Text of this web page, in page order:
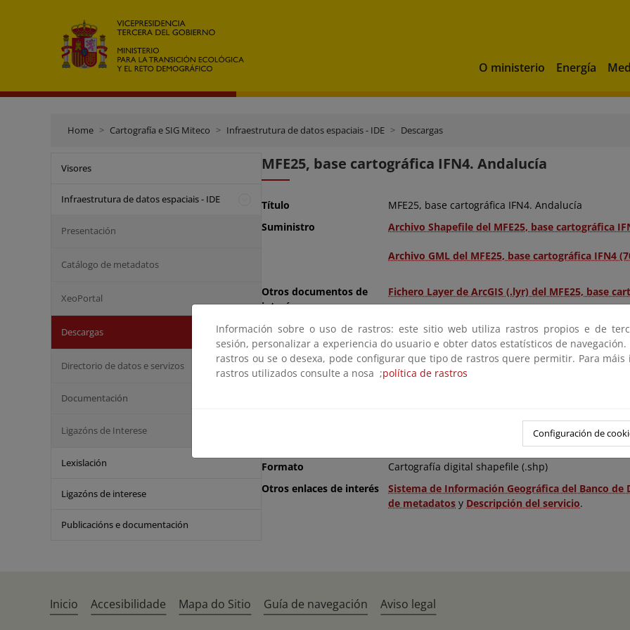
O ministerio Energía
Home Cartografía e SIG Miteco Infraestrutura de datos espaciais - IDE Descargas
Visores
Infraestrutura de datos espaciais - IDE
Presentación
Catálogo de metadatos
XeoPortal
Descargas
Directorio de datos e servizos
Documentación
Ligazóns de Interese
Lexislación
Ligazóns de interese
Publicacións e documentación
MFE25, base cartográfica IFN4. Andalucía
Título
MFE25, base cartográfica IFN4. Andalucía
Suministro
Archivo Shapefile del MFE25, base cartográfica
Archivo GML del MFE25, base cartográfica IFN4
Otros documentos de
interés
Fichero Layer de ArcGIS (.lyr) del MFE25, base
Condiciones
Esta información se puede usar de modo libre y
Transición Ecológica y el Reto Demográfico
manera: Fuente: «© Ministerio para la Transición
Ámbito
Nacional
Formato
Cartografía digital shapefile (.shp)
Otros enlaces de interés
Sistema de Información Geográfica del Banco de
de metadatos y Descripción del servicio.
Información sobre o uso de rastros: este sitio web utiliza rastros propios e de
sesión, personalizar a experiencia do usuario e obter datos estatísticos de navegación.
rastros ou se o desexa, pode configurar que tipo de rastros quere permitir. Para máis
rastros utilizados consulte a nosa ;política de rastros
Configuración de
Inicio Accesibilidade Mapa do Sitio Guía de navegación Aviso legal